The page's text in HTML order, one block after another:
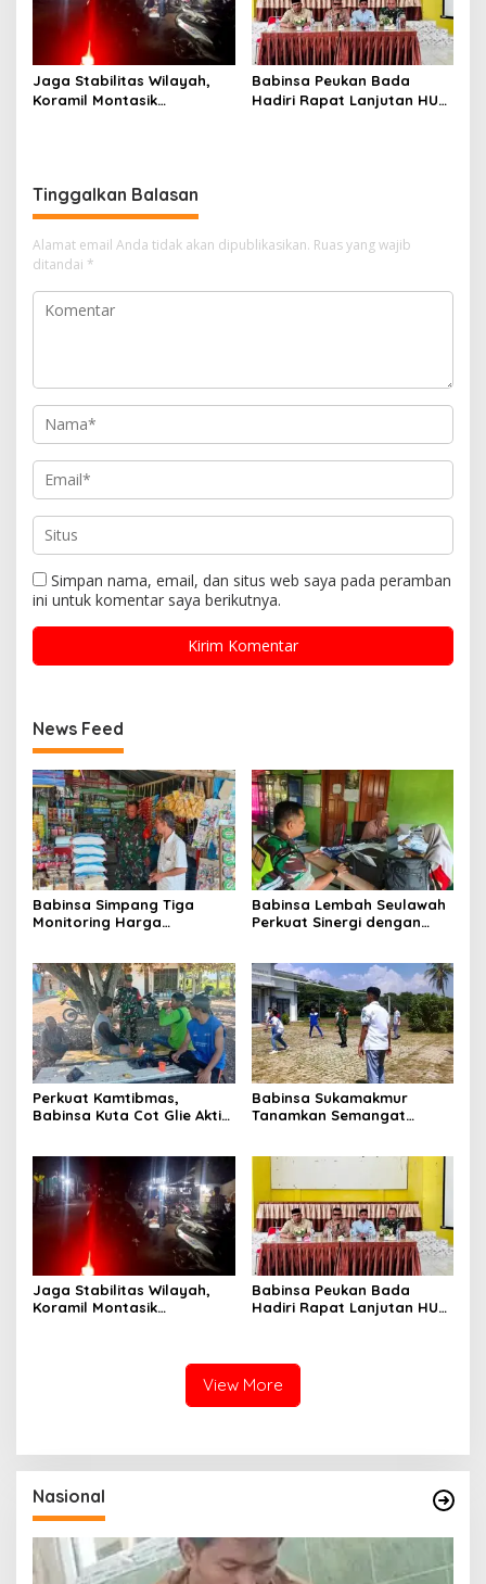
Jaga Stabilitas Wilayah,
Koramil Montasik
Babinsa Peukan Bada
Hadiri Rapat Lanjutan HUT
Tinggalkan Balasan
Alamat email Anda tidak akan dipublikasikan. Ruas yang wajib
ditandai *
Simpan nama, email, dan situs web saya pada peramban
ini untuk komentar saya berikutnya.
News Feed
Babinsa Simpang Tiga
Monitoring Harga
Ketersediaan Bahan Pokok
Babinsa Lembah Seulawah
Perkuat Sinergi dengan
Remaja dan Bahaya
Narkoba
Perkuat Kamtibmas,
Babinsa Kuta Cot Glie Aktif
Babinsa Sukamakmur
Tanamkan Semangat
Siswa
Jaga Stabilitas Wilayah,
Koramil Montasik
Babinsa Peukan Bada
Hadiri Rapat Lanjutan HUT
View More
Nasional